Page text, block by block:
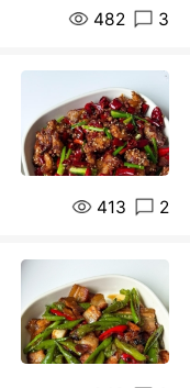
482 3
413 2